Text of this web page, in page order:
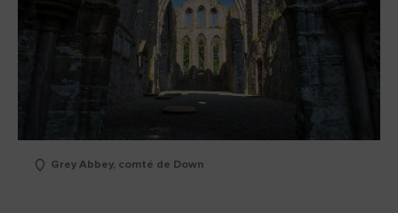
Grey Abbey, comté de Down